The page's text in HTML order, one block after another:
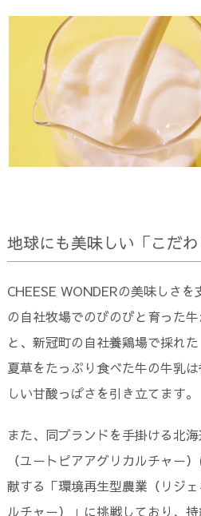
地球にも美味しい「こだわ
CHEESE WONDERの美味しさ
の自社牧場でのびのびと育った
と、新冠町の自社養鶏場で採れ
夏草をたっぷり食べた牛の牛乳
しい甘酸っぱさを引き立てます。
また、同ブランドを手掛ける北
（ユートピアアグリカルチャー
献する「環境再生型農業（リジ
ルチャー）」に挑戦しており、